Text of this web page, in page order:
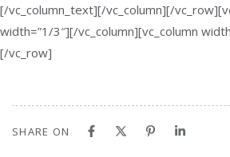
[/vc_column_text][/vc_column][/
width=”1/3″][/vc_column][vc_column
[/vc_row]
SHARE ON